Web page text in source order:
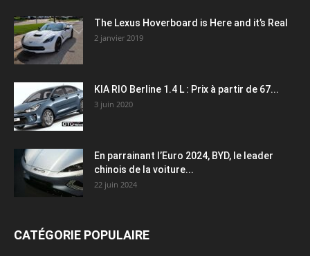
The Lexus Hoverboard is Here and it’s Real
2 janvier 2019
KIA RIO Berline 1.4 L : Prix à partir de 67...
3 juin 2020
En parrainant l’Euro 2024, BYD, le leader
chinois de la voiture...
22 juin 2024
CATÉGORIE POPULAIRE